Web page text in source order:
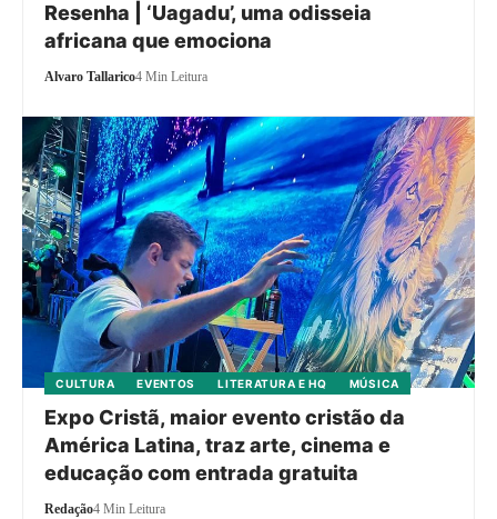
Resenha | ‘Uagadu’, uma odisseia
africana que emociona
Alvaro Tallarico4 Min Leitura
CULTURA EVENTOS LITERATURA E HQ MÚSICA
Expo Cristã, maior evento cristão da
América Latina, traz arte, cinema e
educação com entrada gratuita
Redação4 Min Leitura